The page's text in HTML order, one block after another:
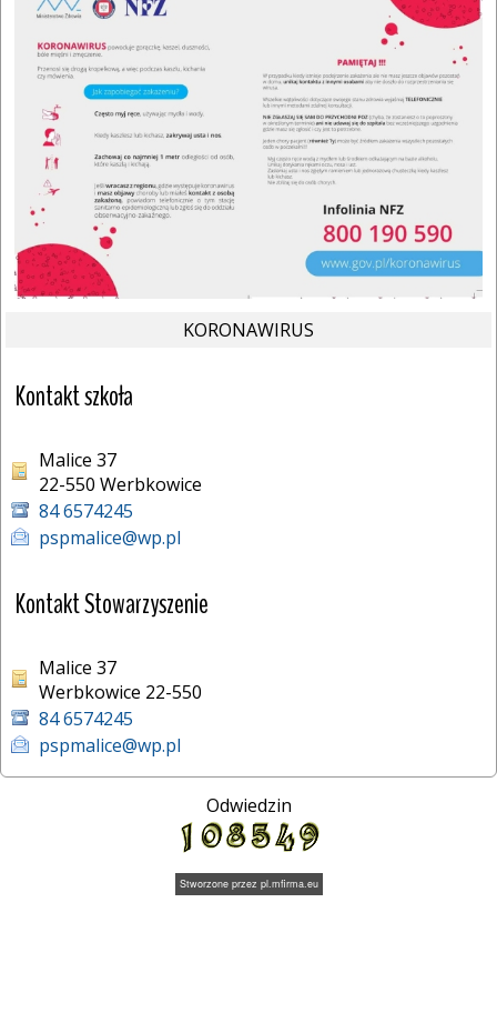
KORONAWIRUS
Kontakt szkoła
Malice 37
22-550 Werbkowice
84 6574245
pspmalice@wp.pl
Kontakt Stowarzyszenie
Malice 37
Werbkowice 22-550
84 6574245
pspmalice@wp.pl
Odwiedzin
Stworzone przez pl.mfirma.eu